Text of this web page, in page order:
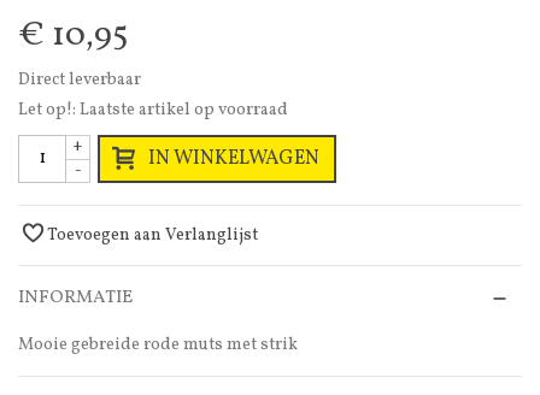
€ 10,95
Direct leverbaar
Let op!: Laatste artikel op voorraad
-
+ IN WINKELWAGEN
Toevoegen aan Verlanglijst
INFORMATIE
Mooie gebreide rode muts met strik